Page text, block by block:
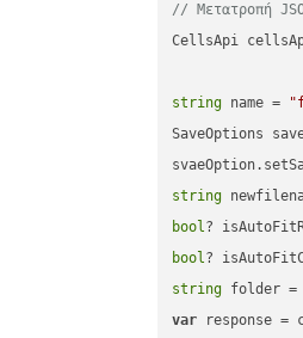
// Μετατροπή
CellsApi
string name =
SaveOptions
string
bool?
bool?
string folder =
var response =